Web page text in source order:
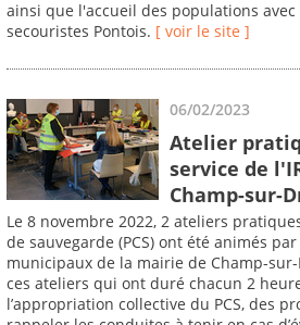
ainsi que l'accueil des populations avec
secouristes Pontois. [ voir le site ]
06/02/2023
Atelier
service de
Champ-sur-
Le 8 novembre 2022, 2 ateliers
de sauvegarde (PCS) ont été animés
municipaux de la mairie de Champ-
ces ateliers qui ont duré chacun 2
l’appropriation collective du PCS, des